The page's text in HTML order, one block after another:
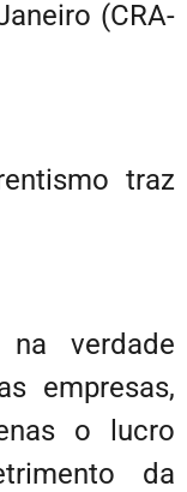
(CRA-
traz
verdade
empresas,
o lucro
da